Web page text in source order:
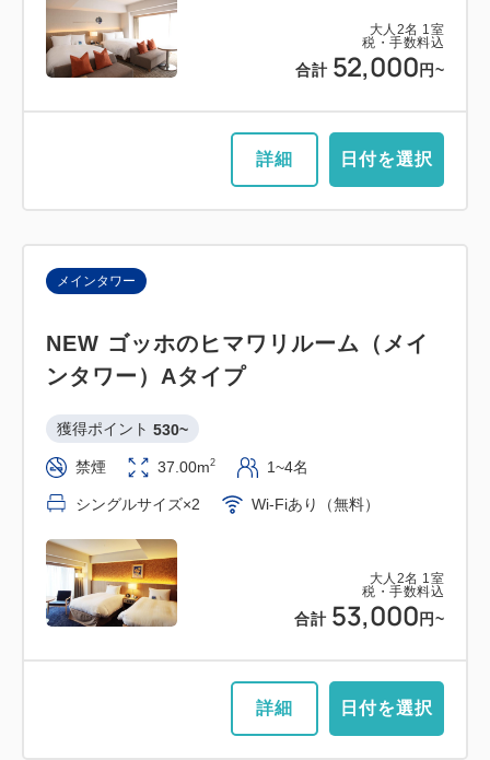
大人 2名 1室
税・手数料込
合計 52,000 円~
詳細 日付を選択
大人 2名 1室
税・手数料込
合計 53,000 円~
メインタワー
NEW ゴッホのヒマワリルーム（メイ
ンタワー）Aタイプ
獲得ポイント 530~
禁煙 37.00m2 1~4名
シングルサイズ×2 Wi-Fiあり（無料）
詳細 日付を選択